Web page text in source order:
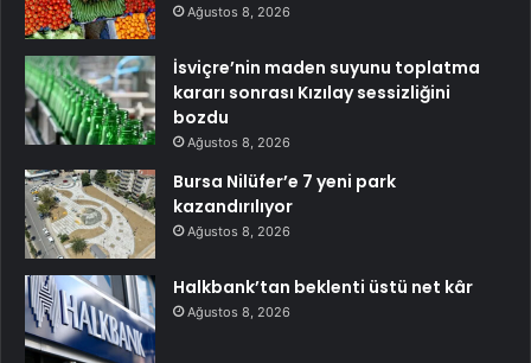
Ağustos 8, 2026
İsviçre’nin maden suyunu toplatma
kararı sonrası Kızılay sessizliğini
bozdu
Ağustos 8, 2026
Bursa Nilüfer’e 7 yeni park
kazandırılıyor
Ağustos 8, 2026
Halkbank’tan beklenti üstü net kâr
Ağustos 8, 2026